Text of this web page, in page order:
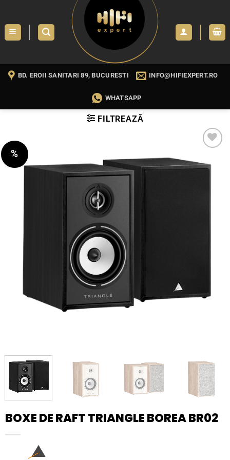
content
BD. EROII SANITARI 89, BUCURESTI INFO@HIFIEXPERT.RO
WHATSAPP
FILTREAZĂ
%
BOXE DE RAFT TRIANGLE BOREA BR02